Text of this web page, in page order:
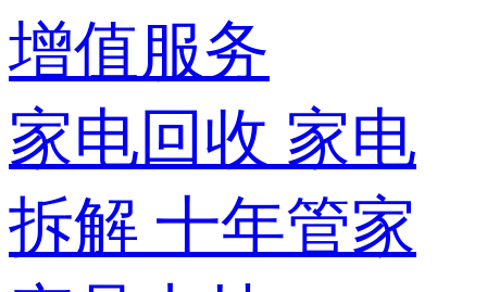
增值服务
家电回收 家电
拆解 十年管家